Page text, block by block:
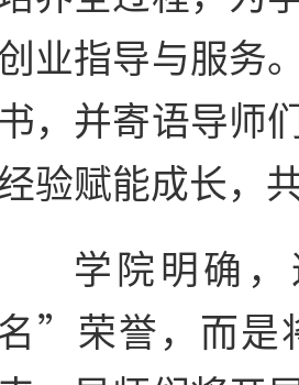
业指导与服务
书，并寄语导师
验赋能成长，
学院明确
”荣誉，而是